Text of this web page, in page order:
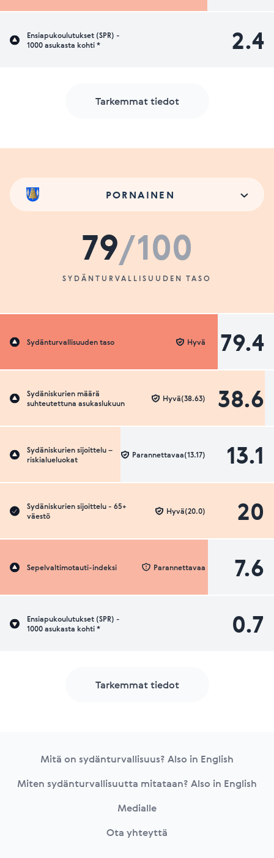
Ensiapukoulutukset (SPR) -
1000 asukasta kohti *
2.4
Tarkemmat tiedot
PORNAINEN
79/100
SYDÄNTURVALLISUUDEN TASO
Sydänturvallisuuden taso 79.4
Hyvä
Sydäniskurien määrä
suhteutettuna asukaslukuun
38.6
Hyvä(38.63)
Sydäniskurien sijoittelu –
riskialueluokat
13.1
Parannettavaa(13.17)
Sydäniskurien sijoittelu - 65+
väestö
20
Hyvä(20.0)
Sepelvaltimotauti-indeksi 7.6
Parannettavaa
Ensiapukoulutukset (SPR) -
1000 asukasta kohti *
0.7
Tarkemmat tiedot
Mitä on sydänturvallisuus? Also in English
Miten sydänturvallisuutta mitataan? Also in English
Medialle
Ota yhteyttä